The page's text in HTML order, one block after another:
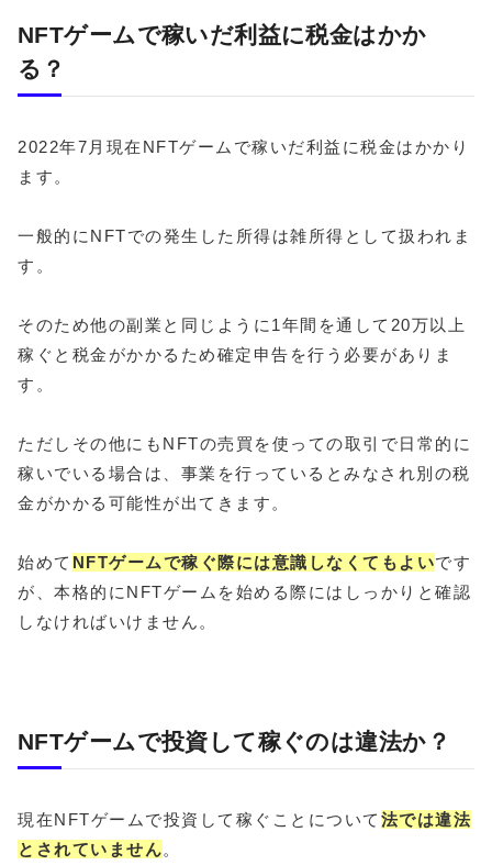
NFTゲームで稼いだ利益に税金はかか
る？
2022年7月現在NFTゲームで稼いだ利益に税金はかかり
ます。
一般的にNFTでの発生した所得は雑所得として扱われま
す。
そのため他の副業と同じように1年間を通して20万以上
稼ぐと税金がかかるため確定申告を行う必要がありま
す。
ただしその他にもNFTの売買を使っての取引で日常的に
稼いでいる場合は、事業を行っているとみなされ別の税
金がかかる可能性が出てきます。
始めて NFTゲームで稼ぐ際には意識しなくてもよいです
が、本格的にNFTゲームを始める際にはしっかりと確認
しなければいけません。
NFTゲームで投資して稼ぐのは違法か？
現在NFTゲームで投資して稼ぐことについて 法では違法
とされていません。